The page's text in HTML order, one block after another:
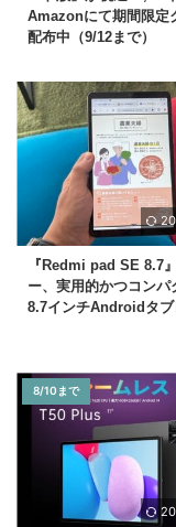
Amazonにて期間限定
配布中（9/12まで）
『Redmi pad SE 8.7
ー、実用的かつコンパ
8.7インチAndroidタブ
8/10まで